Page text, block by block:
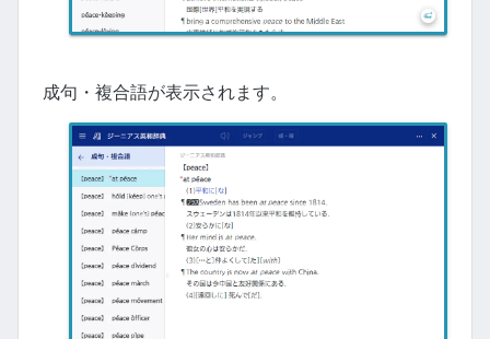
成句・複合語が表示されます。